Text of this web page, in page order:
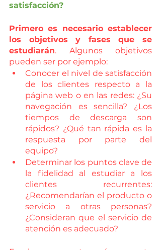
satisfacción?
Primero es necesario establecer
los objetivos y fases que se
estudiarán. Algunos objetivos
pueden ser por ejemplo:
Conocer el nivel de satisfacción
de los clientes respecto a la
página web o en las redes: ¿Su
navegación es sencilla? ¿Los
tiempos de descarga son
rápidos? ¿Qué tan rápida es la
respuesta por parte del
equipo?
Determinar los puntos clave de
la fidelidad al estudiar a los
clientes recurrentes:
¿Recomendarían el producto o
servicio a otras personas?
¿Consideran que el servicio de
atención es adecuado?